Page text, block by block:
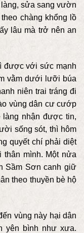
sửa sang vườn
chàng khổng lồ
lâu mà trở nên an
được với sức mạnh
vằm dưới lưỡi búa
niên trai tráng đi
vùng dân cư cướp
làng nhận được tin,
sống sót, thì hôm
quyết chí phải diệt
thân mình. Một nửa
Sầm Sơn canh giữ
theo thuyền bè hộ
vùng này hại dân
yên bình như xưa.